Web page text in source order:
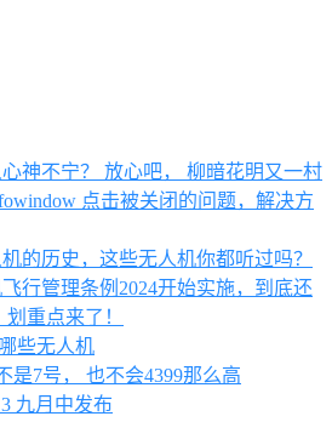
神不宁？ 放心吧， 柳暗花明又一村
点击被关闭的问题，解决方
的历史，这些无人机你都听过吗？
行管理条例2024开始实施，到底还
重点来了！
些无人机
是7号， 也不会4399那么高
九月中发布